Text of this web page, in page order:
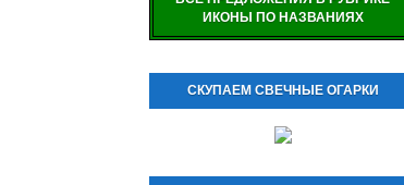
ИКОНЫ ПО НАЗВАНИЯХ
СКУПАЕМ СВЕЧНЫЕ ОГАРКИ